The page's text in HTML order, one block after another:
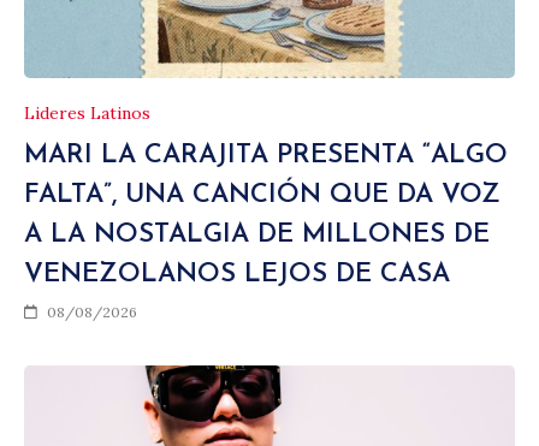
Lideres Latinos
MARI LA CARAJITA PRESENTA “ALGO
FALTA”, UNA CANCIÓN QUE DA VOZ
A LA NOSTALGIA DE MILLONES DE
VENEZOLANOS LEJOS DE CASA
08/08/2026